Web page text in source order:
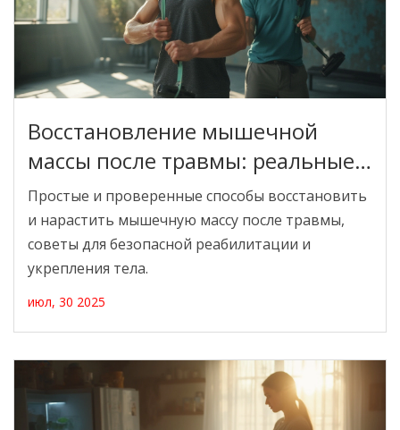
Восстановление мышечной
массы после травмы: реальные
стратегии реабилитации
Простые и проверенные способы восстановить
и нарастить мышечную массу после травмы,
советы для безопасной реабилитации и
укрепления тела.
июл, 30 2025